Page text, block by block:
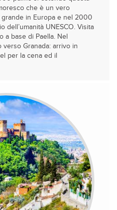
che è un vero
in Europa e nel 2000
dell’umanità UNESCO. Visita
a base di Paella. Nel
Granada: arrivo in
per la cena ed il